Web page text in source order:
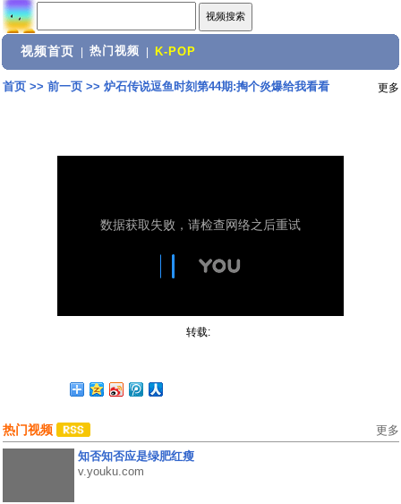
视频首页 热门视频 K-POP
首页>> 前一页>> 炉石传说逗鱼时刻第44期:掏个炎爆给我看看 更多
转载:
热门视频 更多
知否知否应是绿肥红瘦
v.youku.com